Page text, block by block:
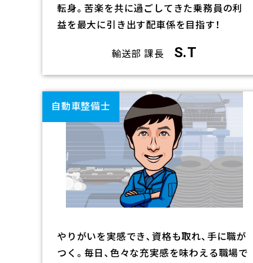
転身。苦楽を共に過ごしてきた乗務員の利
益を最大に引き出す配車係を目指す！
輸送部 課長 S.T
ク
自動車整備士
やりがいを実感でき、資格も取れ、手に職が
つく。毎日、色々な充実感を味わえる職場で